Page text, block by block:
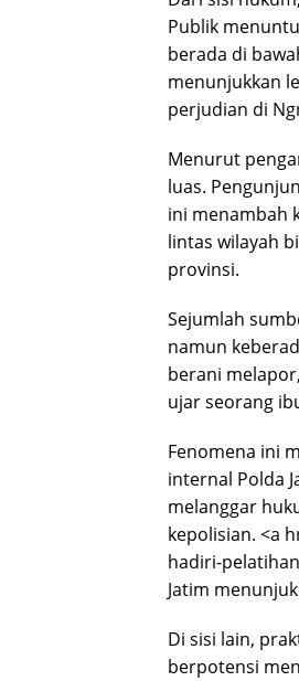
Publik
berada di
menunjukkan
perjudian di
Menurut
luas.
ini menambah
lintas wilayah
provinsi.
Sejumlah
namun
berani
ujar seorang
Fenomena ini
internal Polda
melanggar
kepolisian. <a
hadiri-
Jatim
Di sisi lain,
berpotensi